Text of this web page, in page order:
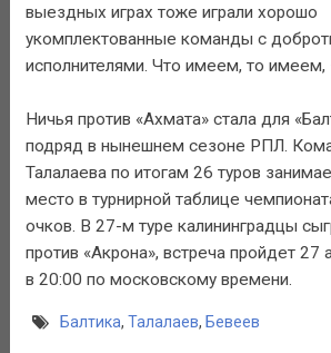
выездных играх тоже играли хорошо
укомплектованные команды с
исполнителями. Что имеем, то имеем,
Ничья против «Ахмата» стала для
подряд в нынешнем сезоне РПЛ.
Талалаева по итогам 26 туров
место в турнирной таблице
очков. В 27-м туре калининградцы
против «Акрона», встреча пройдет 27
в 20:00 по московскому времени.
Балтика, Талалаев, Бевеев